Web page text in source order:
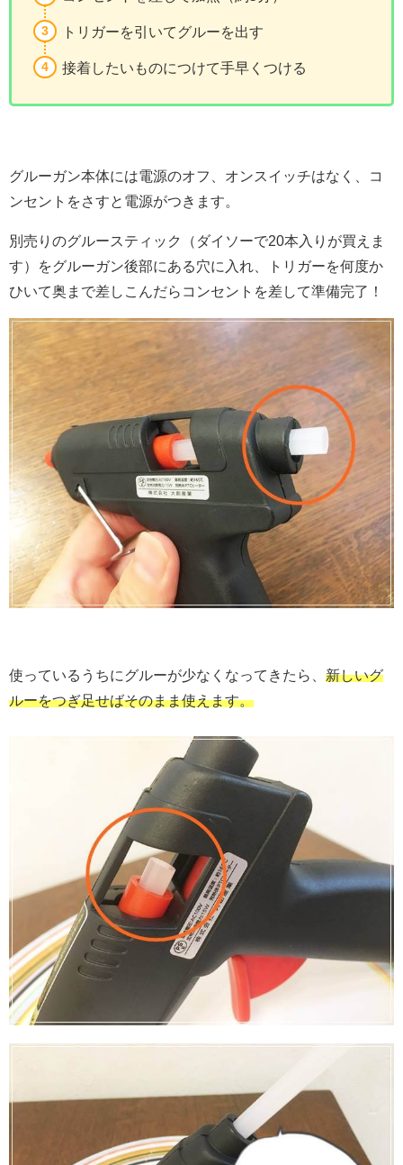
トリガーを引いてグルーを出す
接着したいものにつけて手早くつける
グルーガン本体には電源のオフ、オンスイッチはなく、コ
ンセントをさすと電源がつきます。
別売りのグルースティック（ダイソーで20本入りが買えま
す）をグルーガン後部にある穴に入れ、トリガーを何度か
ひいて奥まで差しこんだらコンセントを差して準備完了！
使っているうちにグルーが少なくなってきたら、 新しいグ
ルーをつぎ足せばそのまま使えます。